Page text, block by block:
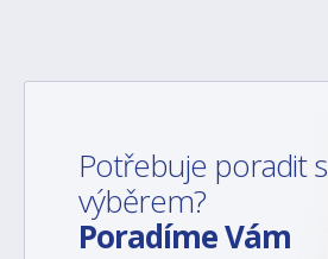
Potřebuje poradit s
výběrem?
Poradíme Vám